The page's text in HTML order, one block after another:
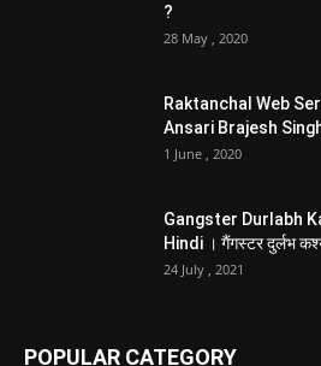
?
28 May , 2020
Raktanchal Web
Ansari Brajesh
1 June , 2020
Gangster Durlabh
Hindi । गैंगस्टर दुर्लभ
24 July , 2021
POPULAR CATEGORY